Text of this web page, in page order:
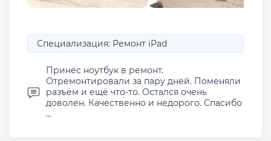
Специализация: Ремонт iPad
Принёс ноутбук в ремонт.
Отремонтировали за пару дней. Поменяли
разъём и ещё что-то. Остался очень
доволен. Качественно и недорого. Спасибо
...